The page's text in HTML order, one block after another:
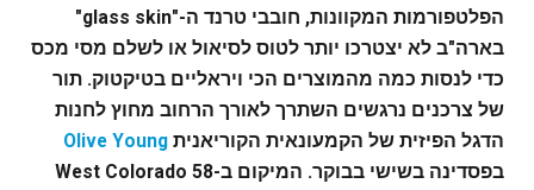
הפלטפורמות המקוונות, חובבי טרנד ה-"glass skin"
בארה"ב לא יצטרכו יותר לטוס לסיאול או לשלם מסי מכס
כדי לנסות כמה מהמוצרים הכי ויראליים בטיקטוק. תור
של צרכנים נרגשים השתרך לאורך הרחוב מחוץ לחנות
הדגל הפיזית של הקמעונאית הקוריאנית Olive Young
בפסדינה בשישי בבוקר. המיקום ב-58 West Colorado